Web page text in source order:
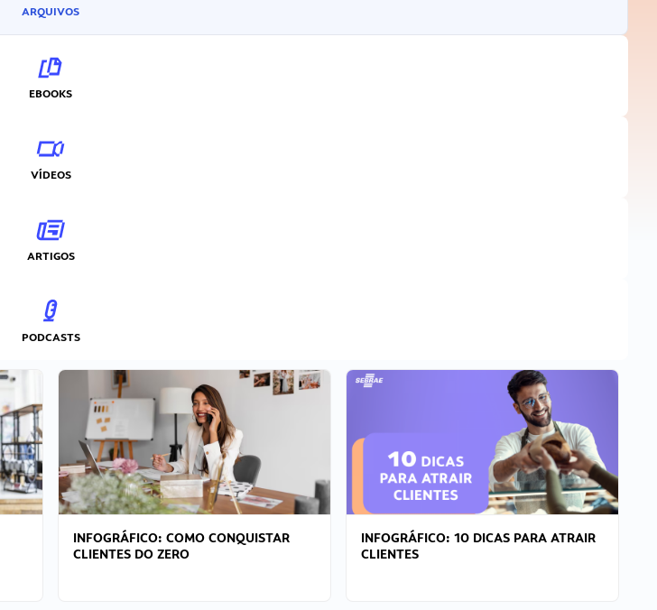
ARQUIVOS
EBOOKS
VÍDEOS
ARTIGOS
PODCASTS
INFOGRÁFICO: COMO CONQUISTAR
CLIENTES DO ZERO
INFOGRÁFICO: 10 DICAS PARA ATRAIR
CLIENTES